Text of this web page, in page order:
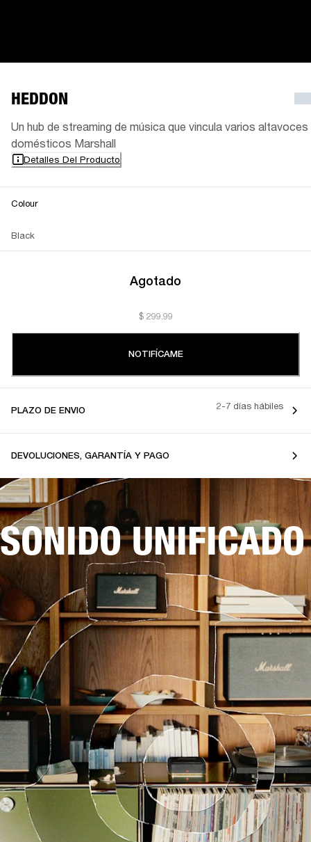
HEDDON
Un hub de streaming de música que vincula varios altavoces
domésticos Marshall
Detalles Del Producto
Colour
Black
Agotado
$ 299.99
NOTIFÍCAME
PLAZO DE ENVIO 2-7 días hábiles
DEVOLUCIONES, GARANTÍA Y PAGO
SONIDO